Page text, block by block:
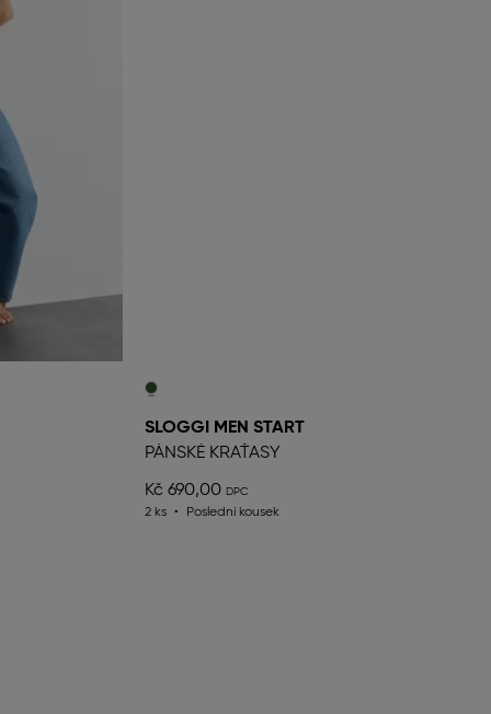
SLOGGI MEN START
PÁNSKÉ KRAŤASY
Kč 690,00
2 ks Poslední kousek